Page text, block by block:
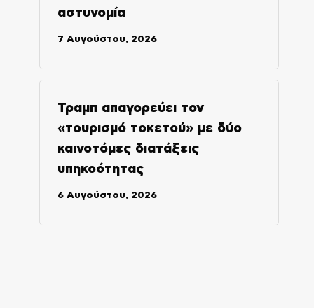
αστυνομία
7 Αυγούστου, 2026
Τραμπ απαγορεύει τον
«τουρισμό τοκετού» με δύο
καινοτόμες διατάξεις
υπηκοότητας
6 Αυγούστου, 2026